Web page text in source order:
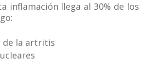
inflamación llega al 30% de
de la artritis